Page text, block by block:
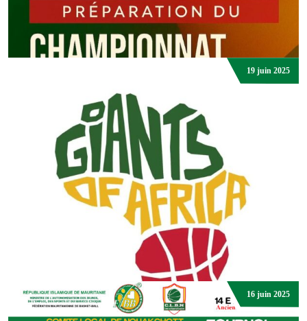
Basket Actu.
La Fédération Mauritanienne de Basketball appuie les clubs
de la Deuxième Division avec du matériel sportif
DJIBRIL ABDOUL DIOP
19 juin 2025
16 juin 2025